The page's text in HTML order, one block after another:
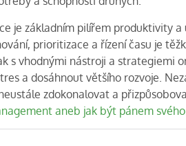
je základním pilířem produktivity
prioritizace a řízení času je
s vhodnými nástroji a strategiemi
a dosáhnout většího rozvoje.
zdokonalovat a
aneb jak být pánem